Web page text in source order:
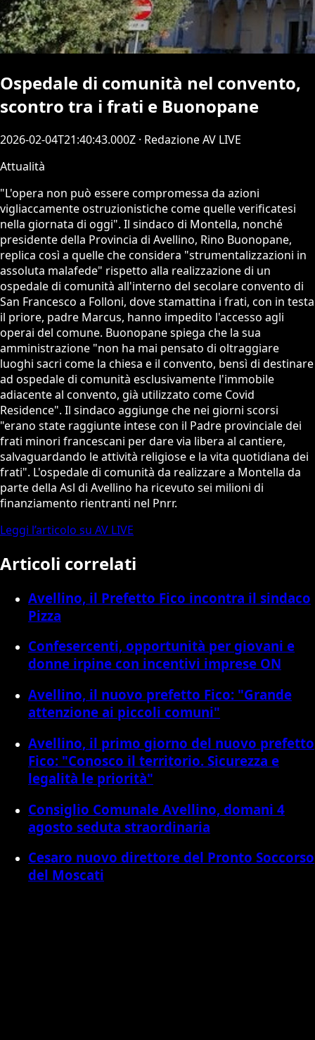
Ospedale di comunità nel convento,
scontro tra i frati e Buonopane
2026-02-04T21:40:43.000Z · Redazione AV LIVE
Attualità
"L'opera non può essere compromessa da azioni
vigliaccamente ostruzionistiche come quelle verificatesi
nella giornata di oggi". Il sindaco di Montella, nonché
presidente della Provincia di Avellino, Rino Buonopane,
replica così a quelle che considera "strumentalizzazioni in
assoluta malafede" rispetto alla realizzazione di un
ospedale di comunità all'interno del secolare convento di
San Francesco a Folloni, dove stamattina i frati, con in testa
il priore, padre Marcus, hanno impedito l'accesso agli
operai del comune. Buonopane spiega che la sua
amministrazione "non ha mai pensato di oltraggiare
luoghi sacri come la chiesa e il convento, bensì di destinare
ad ospedale di comunità esclusivamente l'immobile
adiacente al convento, già utilizzato come Covid
Residence". Il sindaco aggiunge che nei giorni scorsi
"erano state raggiunte intese con il Padre provinciale dei
frati minori francescani per dare via libera al cantiere,
salvaguardando le attività religiose e la vita quotidiana dei
frati". L'ospedale di comunità da realizzare a Montella da
parte della Asl di Avellino ha ricevuto sei milioni di
finanziamento rientranti nel Pnrr.
Leggi l’articolo su AV LIVE
Articoli correlati
Avellino, il Prefetto Fico incontra il sindaco
Pizza
Confesercenti, opportunità per giovani e
donne irpine con incentivi imprese ON
Avellino, il nuovo prefetto Fico: "Grande
attenzione ai piccoli comuni"
Avellino, il primo giorno del nuovo prefetto
Fico: "Conosco il territorio. Sicurezza e
legalità le priorità"
Consiglio Comunale Avellino, domani 4
agosto seduta straordinaria
Cesaro nuovo direttore del Pronto Soccorso
del Moscati